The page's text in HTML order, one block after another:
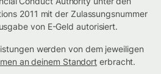
2011 mit der Zulassungsnummer
von E-Geld autorisiert.
werden von dem jeweiligen
an deinem Standort erbracht.